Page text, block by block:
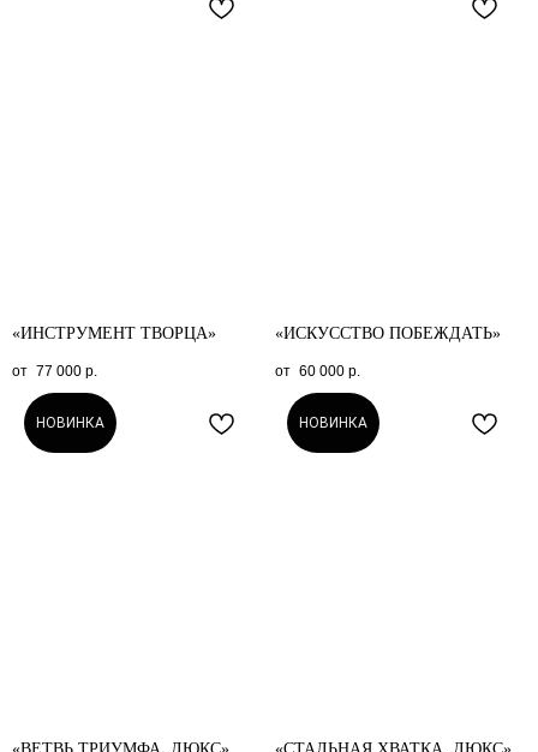
«ИНСТРУМЕНТ ТВОРЦА»
77 000 р.
«ИСКУССТВО ПОБЕЖДАТЬ»
60 000 р.
НОВИНКА НОВИНКА